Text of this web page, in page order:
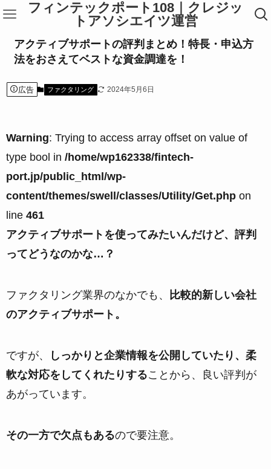
フィンテックポート108｜クレジッ
トアソシエイツ運営
アクティブサポートの評判まとめ！特長・申込方
法をおさえてベストな資金調達を！
広告 ファクタリング 2024年5月6日
Warning: Trying to access array offset on value of
type bool in /home/wp162338/fintech-
port.jp/public_html/wp-
content/themes/swell/classes/Utility/Get.php on
line 461
アクティブサポートを使ってみたいんだけど、評判
ってどうなのかな…？
ファクタリング業界のなかでも、
比較的新しい会社
のアクティブサポート。
ですが、
しっかりと企業情報を公開していたり、柔
軟な対応をしてくれたりすることから、良い評判が
あがっています。
その一方で欠点もあるので要注意。